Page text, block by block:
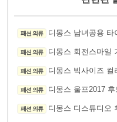
패션 의류 디몽스 남녀공용
패션 의류 디몽스 회전스마일
패션 의류 디몽스 빅사이즈 컬
패션 의류 디몽스 울프2017
패션 의류 디몽스 디스튜디오